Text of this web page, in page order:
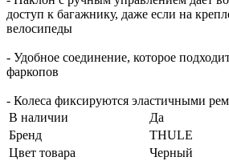
доступ к багажнику, даже если на
велосипеды
- Удобное соединение, которое
фаркопов
- Колеса фиксируются эластичными
В наличии
Да
Бренд
THULE
Цвет товара
Черный